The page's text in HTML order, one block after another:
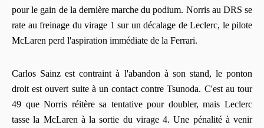
pour le gain de la dernière marche du podium. Norris au DRS se
rate au freinage du virage 1 sur un décalage de Leclerc, le pilote
McLaren perd l'aspiration immédiate de la Ferrari.
Carlos Sainz est contraint à l'abandon à son stand, le ponton
droit est ouvert suite à un contact contre Tsunoda. C'est au tour
49 que Norris réitère sa tentative pour doubler, mais Leclerc
tasse la McLaren à la sortie du virage 4. Une pénalité à venir